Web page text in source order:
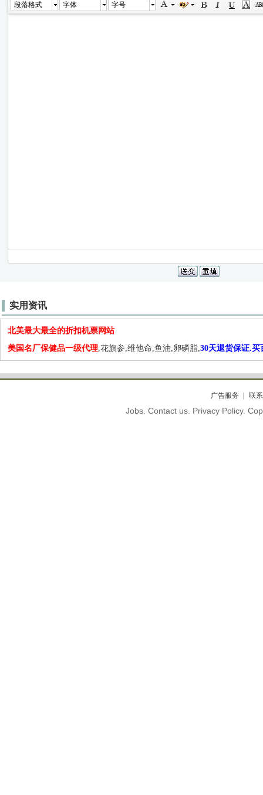
段落格式 字体 字号
实用资讯
北美最大最全的折扣机票网站
美国名厂保健品一级代理,花旗参,维他命,鱼油,卵磷脂,30天退货保证.买
广告服务 联
Jobs. Contact us. Privacy Policy.